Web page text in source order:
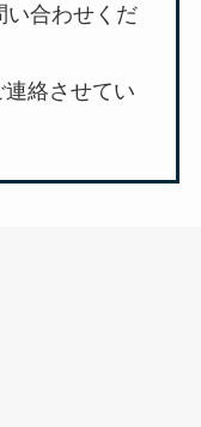
い合わせくだ
連絡させてい